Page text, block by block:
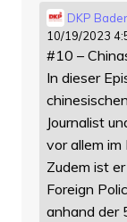
DKP
10/19/2023
#10 –
In dieser
Journalist
vor allem
Zudem ist
Foreign
anhand der